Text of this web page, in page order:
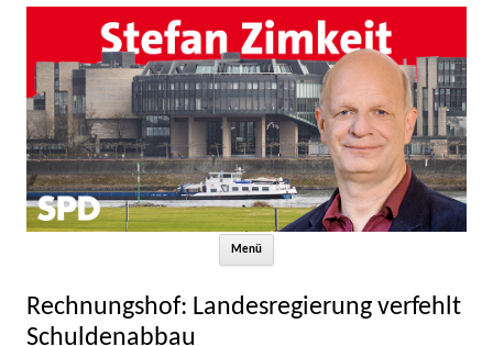
Menü
Rechnungshof: Landesregierung verfehlt
Schuldenabbau